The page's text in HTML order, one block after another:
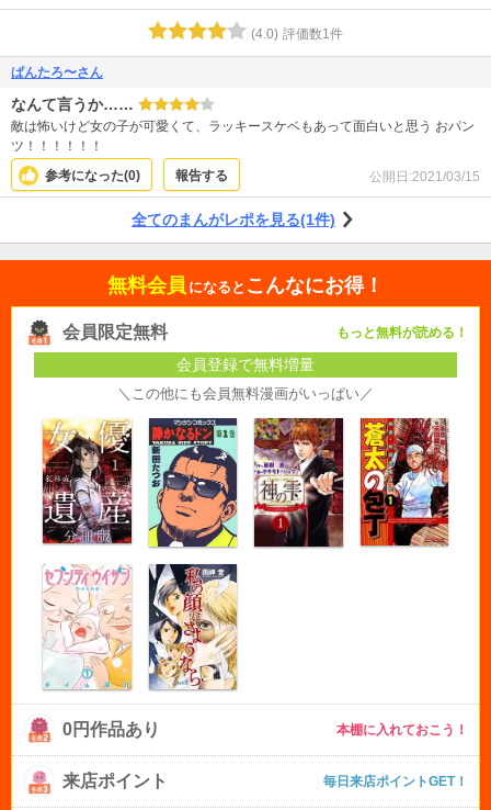
(4.0) 評価数1件
ぱんたろ〜さん
なんて言うか……
敵は怖いけど女の子が可愛くて、ラッキースケベもあって面白いと思う おパン
ツ！！！！！！
参考になった(0) 報告する 公開日:2021/03/15
全てのまんがレポを見る(1件)
無料会員 になると こんなにお得！
会員限定無料 もっと無料が読める！
会員登録で無料増量
＼この他にも会員無料漫画がいっぱい／
0円作品あり 本棚に入れておこう！
来店ポイント 毎日来店ポイントGET！